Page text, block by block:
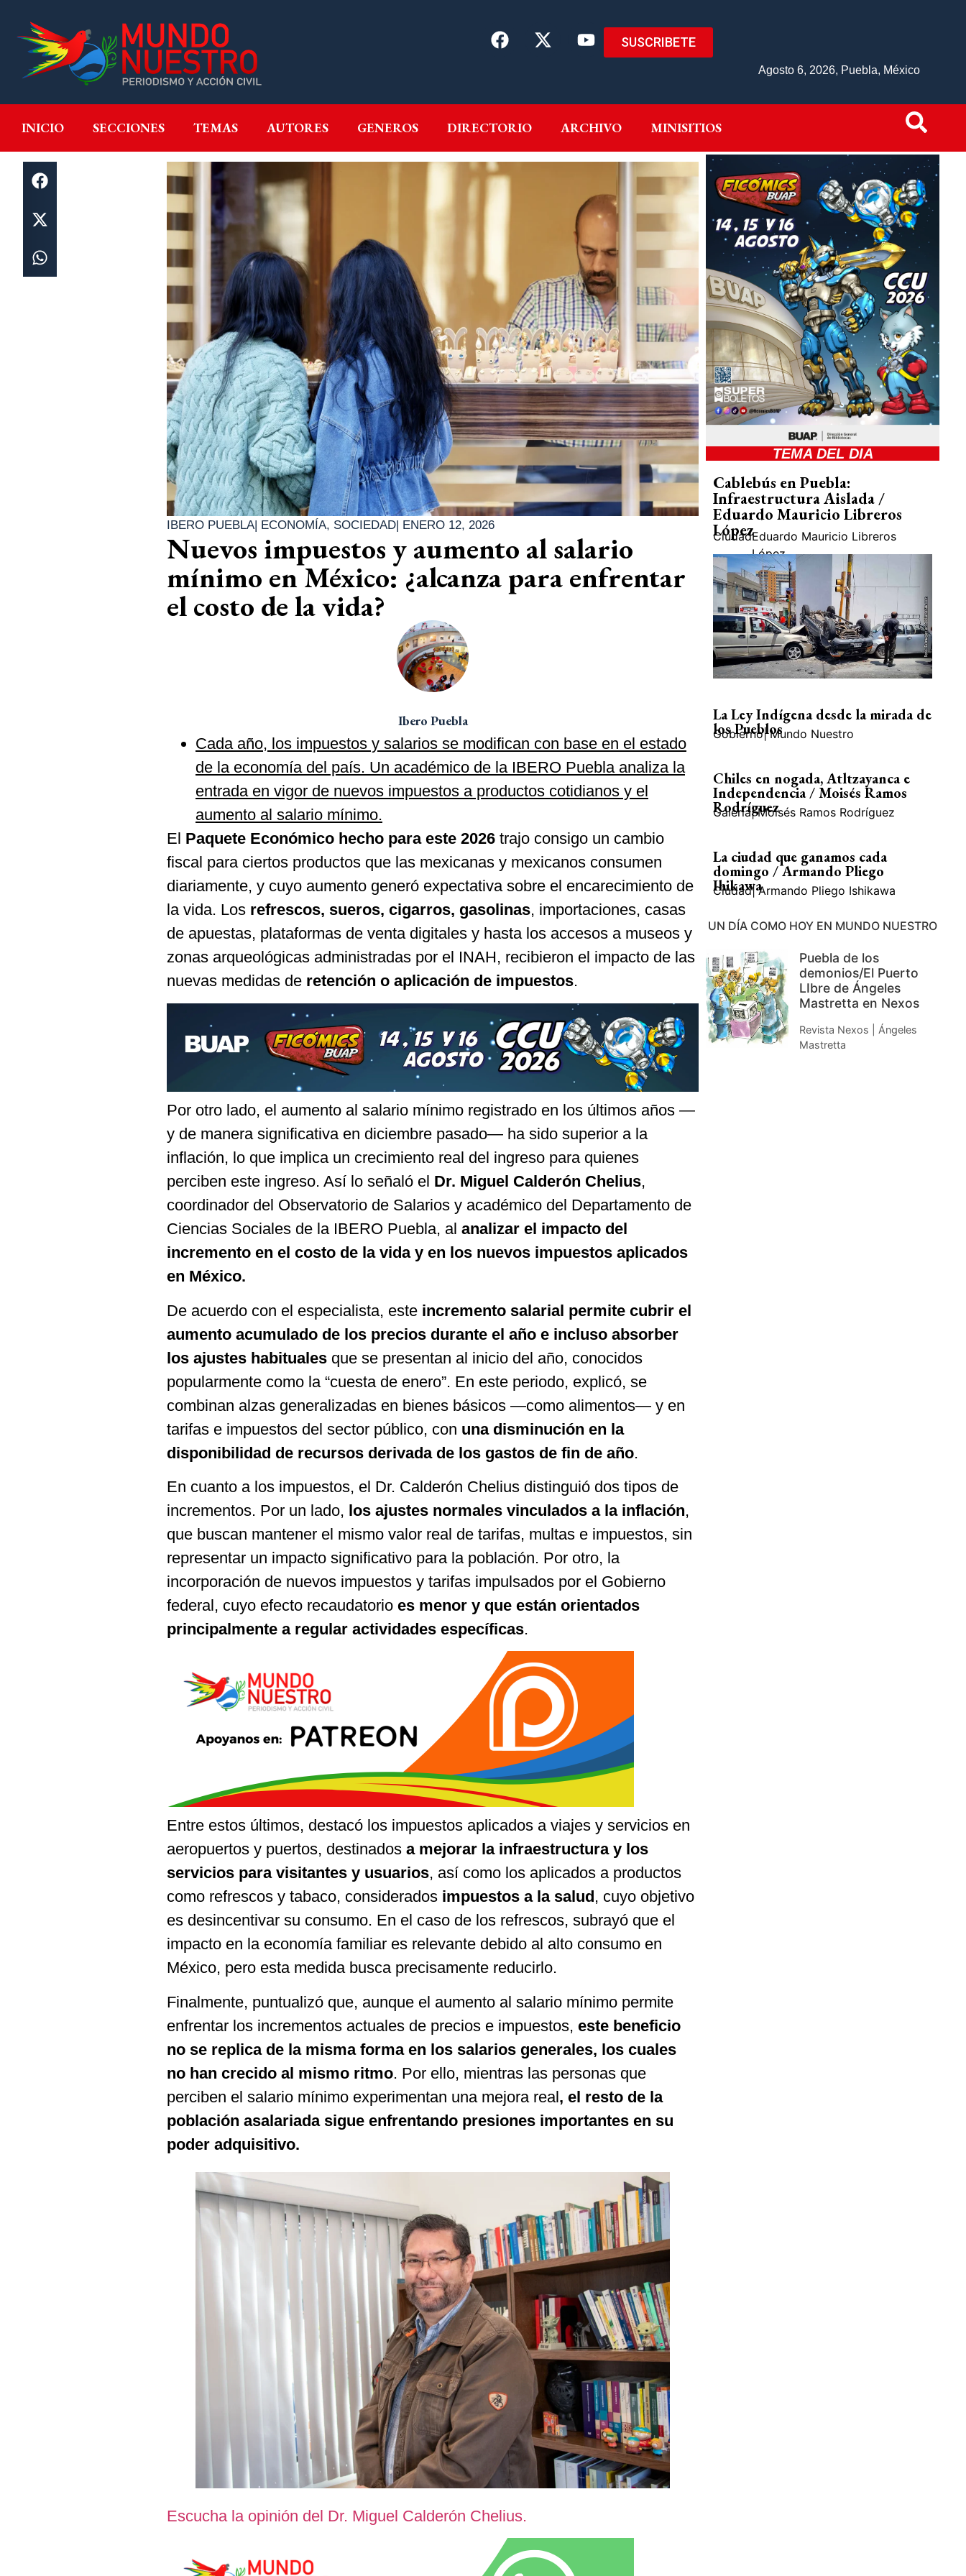
SUSCRIBETE
Agosto 6, 2026, Puebla, México
INICIO SECCIONES TEMAS AUTORES GENEROS DIRECTORIO ARCHIVO MINISITIOS
INICIO SECCIONES GENEROS DIRECTORIO ARCHIVO MINISITIOS
IBERO PUEBLA| ECONOMÍA, SOCIEDAD ENERO 12, 2026
Nuevos impuestos y aumento al salario
mínimo en México: ¿alcanza para enfrentar
el costo de la vida?
Ibero Puebla
Cada año, los impuestos y salarios se modifican con base en el estado
de la economía del país. Un académico de la IBERO Puebla analiza la
entrada en vigor de nuevos impuestos a productos cotidianos y el
aumento al salario mínimo.
El Paquete Económico hecho para este 2026 trajo consigo un cambio
fiscal para ciertos productos que las mexicanas y mexicanos consumen
diariamente, y cuyo aumento generó expectativa sobre el encarecimiento de
la vida. Los refrescos, sueros, cigarros, gasolinas, importaciones, casas
de apuestas, plataformas de venta digitales y hasta los accesos a museos y
zonas arqueológicas administradas por el INAH, recibieron el impacto de las
nuevas medidas de retención o aplicación de impuestos.
Por otro lado, el aumento al salario mínimo registrado en los últimos años —
y de manera significativa en diciembre pasado— ha sido superior a la
inflación, lo que implica un crecimiento real del ingreso para quienes
perciben este ingreso. Así lo señaló el Dr. Miguel Calderón Chelius,
coordinador del Observatorio de Salarios y académico del Departamento de
Ciencias Sociales de la IBERO Puebla, al analizar el impacto del
incremento en el costo de la vida y en los nuevos impuestos aplicados
en México.
De acuerdo con el especialista, este incremento salarial permite cubrir el
aumento acumulado de los precios durante el año e incluso absorber
los ajustes habituales que se presentan al inicio del año, conocidos
popularmente como la “cuesta de enero”. En este periodo, explicó, se
combinan alzas generalizadas en bienes básicos —como alimentos— y en
tarifas e impuestos del sector público, con una disminución en la
disponibilidad de recursos derivada de los gastos de fin de año.
En cuanto a los impuestos, el Dr. Calderón Chelius distinguió dos tipos de
incrementos. Por un lado, los ajustes normales vinculados a la inflación,
que buscan mantener el mismo valor real de tarifas, multas e impuestos, sin
representar un impacto significativo para la población. Por otro, la
incorporación de nuevos impuestos y tarifas impulsados por el Gobierno
federal, cuyo efecto recaudatorio es menor y que están orientados
principalmente a regular actividades específicas.
Entre estos últimos, destacó los impuestos aplicados a viajes y servicios en
aeropuertos y puertos, destinados a mejorar la infraestructura y los
servicios para visitantes y usuarios, así como los aplicados a productos
como refrescos y tabaco, considerados impuestos a la salud , cuyo objetivo
es desincentivar su consumo. En el caso de los refrescos, subrayó que el
impacto en la economía familiar es relevante debido al alto consumo en
México, pero esta medida busca precisamente reducirlo.
Finalmente, puntualizó que, aunque el aumento al salario mínimo permite
enfrentar los incrementos actuales de precios e impuestos, este beneficio
no se replica de la misma forma en los salarios generales, los cuales
no han crecido al mismo ritmo. Por ello, mientras las personas que
perciben el salario mínimo experimentan una mejora real, el resto de la
población asalariada sigue enfrentando presiones importantes en su
poder adquisitivo.
Escucha la opinión del Dr. Miguel Calderón Chelius.
TEMA DEL DIA
Cablebús en Puebla:
Infraestructura Aislada /
Eduardo Mauricio Libreros
López
CiudadEduardo Mauricio Libreros
López
La Ley Indígena desde la mirada de
los Pueblos
Gobierno| Mundo Nuestro
Chiles en nogada, Atltzayanca e
Independencia / Moisés Ramos
Rodríguez
Galería| Moisés Ramos Rodríguez
La ciudad que ganamos cada
domingo / Armando Pliego
Ihikawa
Ciudad| Armando Pliego Ishikawa
UN DÍA COMO HOY EN MUNDO NUESTRO
Puebla de los
demonios/El Puerto
LIbre de Ángeles
Mastretta en Nexos
Revista Nexos | Ángeles
Mastretta